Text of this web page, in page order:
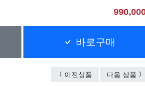
바로구매
이전상품 네이비메쉬S2 여
다음 상품